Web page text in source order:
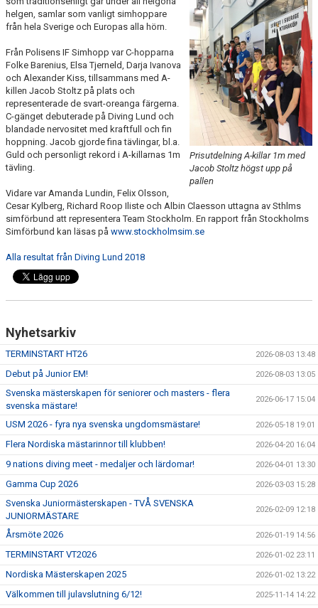
PRIVATLEKTION
PRESENTKORT
Prisutdelning A-killar 1m med
Jacob Stoltz högst upp på
pallen
helgen, samlar som vanligt simhoppare
från hela Sverige och Europas alla hörn.
Från Polisens IF Simhopp var C-hopparna
Folke Barenius, Elsa Tjerneld, Darja Ivanova
och Alexander Kiss, tillsammans med A-
killen Jacob Stoltz på plats och
representerade de svart-oreanga färgerna.
C-gänget debuterade på Diving Lund och
blandade nervositet med kraftfull och fin
hoppning. Jacob gjorde fina tävlingar, bl.a.
Guld och personligt rekord i A-killarnas 1m
tävling.
Vidare var Amanda Lundin, Felix Olsson,
Cesar Kylberg, Richard Roop Iliste och Albin Claesson uttagna av Sthlms
simförbund att representera Team Stockholm. En rapport från Stockholms
Simförbund kan läsas på www.stockholmsim.se
Alla resultat från Diving Lund 2018
Nyhetsarkiv
TERMINSTART HT26 2026-08-03 13:48
Debut på Junior EM! 2026-08-03 13:05
Svenska mästerskapen för seniorer och masters - flera
svenska mästare!
2026-06-17 15:04
USM 2026 - fyra nya svenska ungdomsmästare! 2026-05-18 19:01
Flera Nordiska mästarinnor till klubben! 2026-04-20 16:04
9 nations diving meet - medaljer och lärdomar! 2026-04-01 13:30
Gamma Cup 2026 2026-03-03 15:28
Svenska Juniormästerskapen - TVÅ SVENSKA
JUNIORMÄSTARE
2026-02-09 12:18
Årsmöte 2026 2026-01-19 14:56
TERMINSTART VT2026 2026-01-02 23:11
Nordiska Mästerskapen 2025 2026-01-02 13:22
Välkommen till julavslutning 6/12! 2025-11-14 14:22